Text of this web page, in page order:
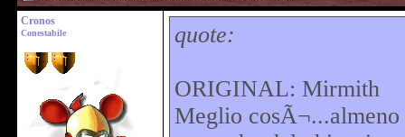
Cronos
Conestabile quote:
ORIGINAL: Mirmith
Meglio